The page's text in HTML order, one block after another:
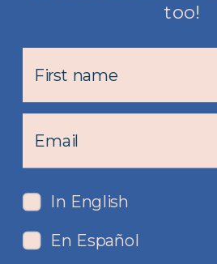
too!
In English
En Español